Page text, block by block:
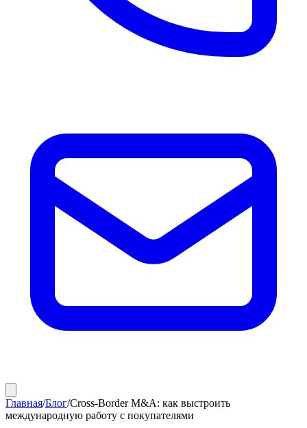
Главная/Блог/Cross-Border M&A: как выстроить
международную работу с покупателями